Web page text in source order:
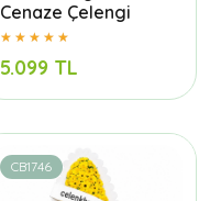
Cenaze Çelengi
5.099 TL
CB1746